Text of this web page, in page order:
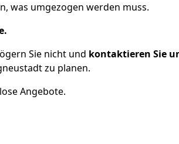
was umgezogen werden muss.
Sie nicht und kontaktieren Sie
zu planen.
Angebote.